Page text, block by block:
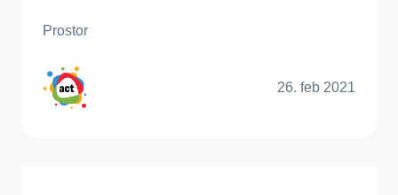
Prostor
26. feb 2021